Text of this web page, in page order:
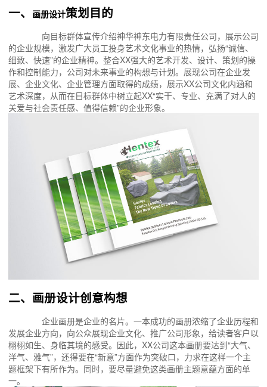
一、
画册设计策划目的
向目标群体宣传介绍神华神东电力有限责任公司，展示公司
的企业规模，激发广大员工投身艺术文化事业的热情，弘扬“诚信、
细致、快速”的企业精神。整合XX强大的艺术开发、设计、策划的操
作和控制能力，公司对未来事业的构想与计划。展现公司在企业发
展、企业文化、企业管理方面取得的成绩，展示XX公司文化内涵和
艺术深度，从而在目标群体中树立起XX“实干、专业、充满了对人的
关爱与社会责任感、值得信赖”的企业形象。
二、画册设计创意构想
企业画册是企业的名片。一本成功的画册浓缩了企业历程和
发展企业方向，向公众展现企业文化、推广公司形象，给读者客户以
栩栩如生、身临其境的感受。因此，XX公司这本画册要达到“大气、
洋气、雅气”，还得要在“新意”方面作为突破口，力求在这样一个主
题框架下有所作为。同时，要尽量避免这类画册主题意蕴方面的单
一。